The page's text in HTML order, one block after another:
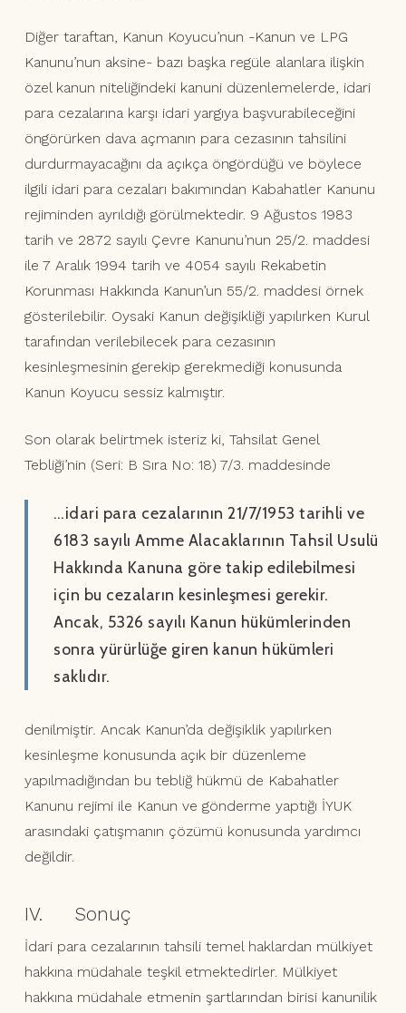
Diğer taraftan, Kanun Koyucu’nun -Kanun ve LPG
Kanunu’nun aksine- bazı başka regüle alanlara ilişkin
özel kanun niteliğindeki kanuni düzenlemelerde, idari
para cezalarına karşı idari yargıya başvurabileceğini
öngörürken dava açmanın para cezasının tahsilini
durdurmayacağını da açıkça öngördüğü ve böylece
ilgili idari para cezaları bakımından Kabahatler Kanunu
rejiminden ayrıldığı görülmektedir. 9 Ağustos 1983
tarih ve 2872 sayılı Çevre Kanunu’nun 25/2. maddesi
ile 7 Aralık 1994 tarih ve 4054 sayılı Rekabetin
Korunması Hakkında Kanun’un 55/2. maddesi örnek
gösterilebilir. Oysaki Kanun değişikliği yapılırken Kurul
tarafından verilebilecek para cezasının
kesinleşmesinin gerekip gerekmediği konusunda
Kanun Koyucu sessiz kalmıştır.
Son olarak belirtmek isteriz ki, Tahsilat Genel
Tebliği’nin (Seri: B Sıra No: 18) 7/3. maddesinde
…idari para cezalarının 21/7/1953 tarihli ve
6183 sayılı Amme Alacaklarının Tahsil Usulü
Hakkında Kanuna göre takip edilebilmesi
için bu cezaların kesinleşmesi gerekir.
Ancak, 5326 sayılı Kanun hükümlerinden
sonra yürürlüğe giren kanun hükümleri
saklıdır.
denilmiştir. Ancak Kanun’da değişiklik yapılırken
kesinleşme konusunda açık bir düzenleme
yapılmadığından bu tebliğ hükmü de Kabahatler
Kanunu rejimi ile Kanun ve gönderme yaptığı İYUK
arasındaki çatışmanın çözümü konusunda yardımcı
değildir.
IV. Sonuç
İdari para cezalarının tahsili temel haklardan mülkiyet
hakkına müdahale teşkil etmektedirler. Mülkiyet
hakkına müdahale etmenin şartlarından birisi kanunilik